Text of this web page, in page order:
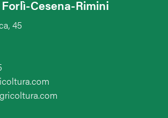
Cesena-Rimini
45